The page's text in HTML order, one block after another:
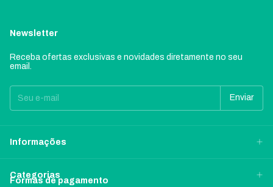
Newsletter
Receba ofertas exclusivas e novidades diretamente no seu
email.
Informações
Categorias
Formas de pagamento